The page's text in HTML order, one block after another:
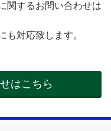
関するお問い合わせは
対応致します。
はこちら